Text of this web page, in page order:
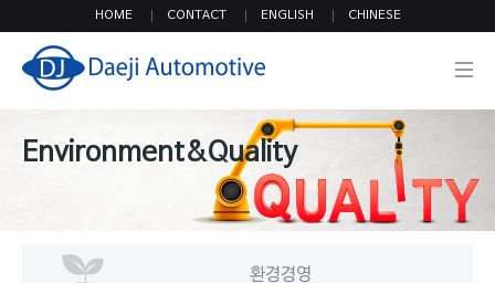
HOME CONTACT ENGLISH CHINESE
Environment&Quality
환경경영